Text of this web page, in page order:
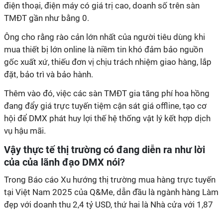
điện thoại, điện máy có giá trị cao, doanh số trên sàn
TMĐT gần như bằng 0.
Ông cho rằng rào cản lớn nhất của người tiêu dùng khi
mua thiết bị lớn online là niềm tin khó đảm bảo nguồn
gốc xuất xứ, thiếu đơn vị chịu trách nhiệm giao hàng, lắp
đặt, bảo trì và bảo hành.
Thêm vào đó, việc các sàn TMĐT gia tăng phí hoa hồng
đang đẩy giá trực tuyến tiệm cận sát giá offline, tạo cơ
hội để DMX phát huy lợi thế hệ thống vật lý kết hợp dịch
vụ hậu mãi.
Vậy thực tế thị trường có đang diễn ra như lời
của của lãnh đạo DMX nói?
Trong Báo cáo Xu hướng thị trường mua hàng trực tuyến
tại Việt Nam 2025 của Q&Me, dẫn đầu là ngành hàng Làm
đẹp với doanh thu 2,4 tỷ USD, thứ hai là Nhà cửa với 1,87